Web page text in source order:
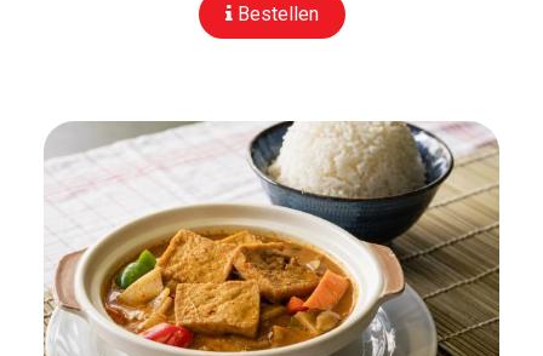
Bestellen